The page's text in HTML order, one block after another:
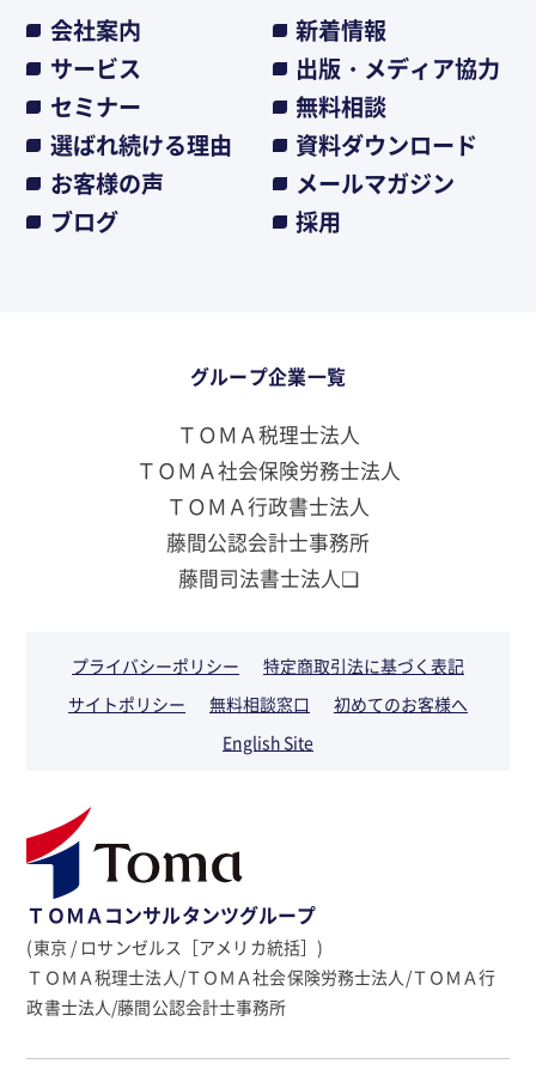
会社案内
新着情報
サービス
出版・メディア協力
セミナー
無料相談
選ばれ続ける理由
資料ダウンロード
お客様の声
メールマガジン
ブログ
採用
グループ企業一覧
ＴＯＭＡ税理士法人
ＴＯＭＡ社会保険労務士法人
ＴＯＭＡ行政書士法人
藤間公認会計士事務所
藤間司法書士法人❏
プライバシーポリシー
特定商取引法に基づく表記
サイトポリシー
無料相談窓口
初めてのお客様へ
English Site
ＴＯＭＡコンサルタンツグループ
(東京 / ロサンゼルス［アメリカ統括］)
ＴＯＭＡ税理士法人/ＴＯＭＡ社会保険労務士法人/ＴＯＭＡ行
政書士法人/藤間公認会計士事務所